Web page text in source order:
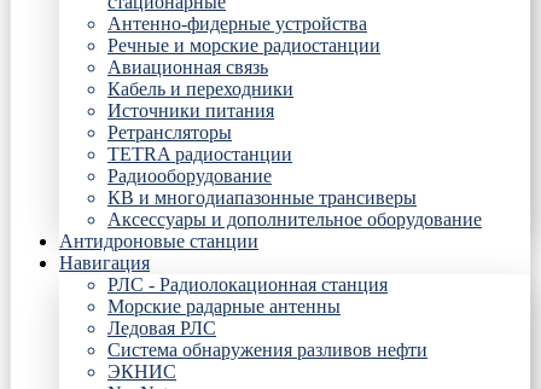
Антенно-фидерные устройства
Речные и морские радиостанции
Авиационная связь
Кабель и переходники
Источники питания
Ретрансляторы
TETRA радиостанции
Радиооборудование
КВ и многодиапазонные трансиверы
Аксессуары и дополнительное оборудование
Антидроновые станции
Навигация
РЛС - Радиолокационная станция
Морские радарные антенны
Ледовая РЛС
Система обнаружения разливов нефти
ЭКНИС